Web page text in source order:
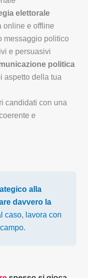
elettorale
online e offline
messaggio politico
e persuasivi
politica
aspetto della tua
candidati con una
e
alla
davvero la
caso, lavora con